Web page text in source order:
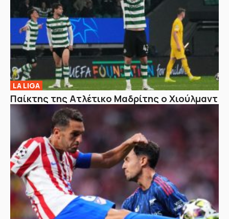
LA LIGA
Παίκτης της Ατλέτικο Μαδρίτης ο Χιούλμαντ